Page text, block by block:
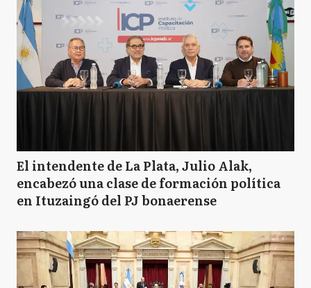
El intendente de La Plata, Julio Alak,
encabezó una clase de formación política
en Ituzaingó del PJ bonaerense